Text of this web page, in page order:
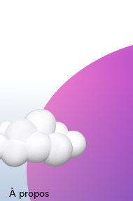
À propos